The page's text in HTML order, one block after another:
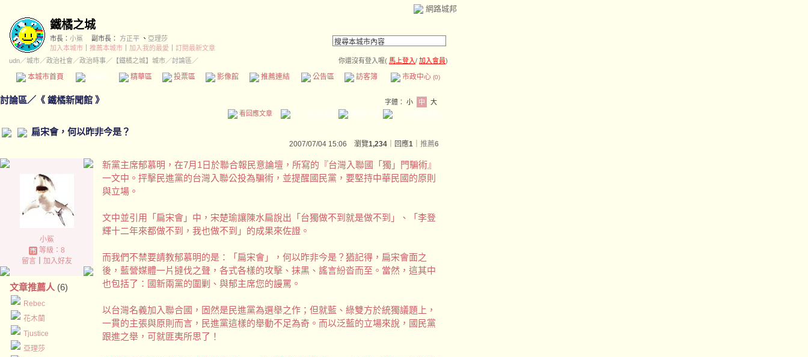
網路城邦
鐵橘之城
市長： 小鯊 副市長： 方正平 、 亞理莎
加入本城市
推薦本城市 加入我的最愛
訂閱最新文章
udn／城市／政治社會 ／政治時事／ 【鐵橘之城】城市／討論區／ 你還沒有登入喔( 馬上登入/ 加入會員)
本城市首頁 精華區 投票區 影像館 推薦連結 公告區 訪客簿 市政中心 (0)
討論區／ 《 鐵橘新聞館 》 字體： 小 中
大
看回應文章
扁宋會，何以昨非今是？
2007/07/04 15:06 瀏覽1,234 ｜回應1 推薦6
小鯊
等級：8
留言｜ 加入好友
文章推薦人 (6)
Rebec
花木蘭
Tjustice
亞理莎
新黨主席郁慕明，在7月1日於聯合報民意論壇，所寫的『台灣入聯國「獨」門騙術』
一文中。抨擊民進黨的台灣入聯公投為騙術，並提醒國民黨，要堅持中華民國的原則
與立場。
文中並引用「扁宋會」中，宋楚瑜讓陳水扁說出「台獨做不到就是做不到」、「李登
輝十二年來都做不到，我也做不到」的成果來佐證。
而我們不禁要請教郁慕明的是：「扁宋會」，何以昨非今是？猶記得，扁宋會面之
後，藍營媒體一片撻伐之聲，各式各樣的攻擊、抹黑、謠言紛沓而至。當然，這其中
也包括了：國新兩黨的圍剿、與郁主席您的謾罵。
以台灣名義加入聯合國，固然是民進黨為選舉之作；但就藍、綠雙方於統獨議題上，
一貫的主張與原則而言，民進黨這樣的舉動不足為奇。而以泛藍的立場來說，國民黨
跟進之舉，可就匪夷所思了！